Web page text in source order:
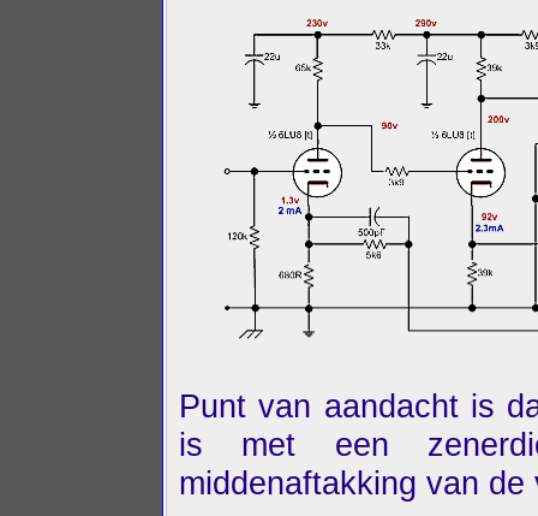
Punt van aandacht is
is met een
middenaftakking van